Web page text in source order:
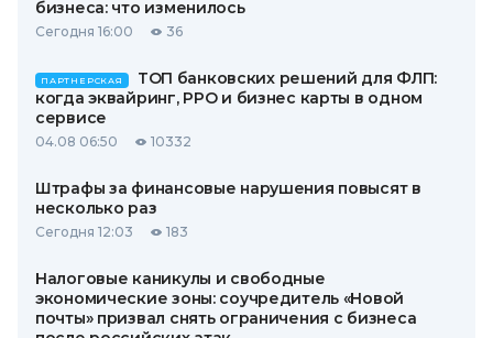
бизнеса: что изменилось
Сегодня 16:00 36
ПАРТНЕРСКАЯ
ТОП банковских решений для ФЛП:
когда эквайринг, РРО и бизнес карты в одном
сервисе
04.08 06:50 10332
Штрафы за финансовые нарушения повысят в
несколько раз
Сегодня 12:03 183
Налоговые каникулы и свободные
экономические зоны: соучредитель «Новой
почты» призвал снять ограничения с бизнеса